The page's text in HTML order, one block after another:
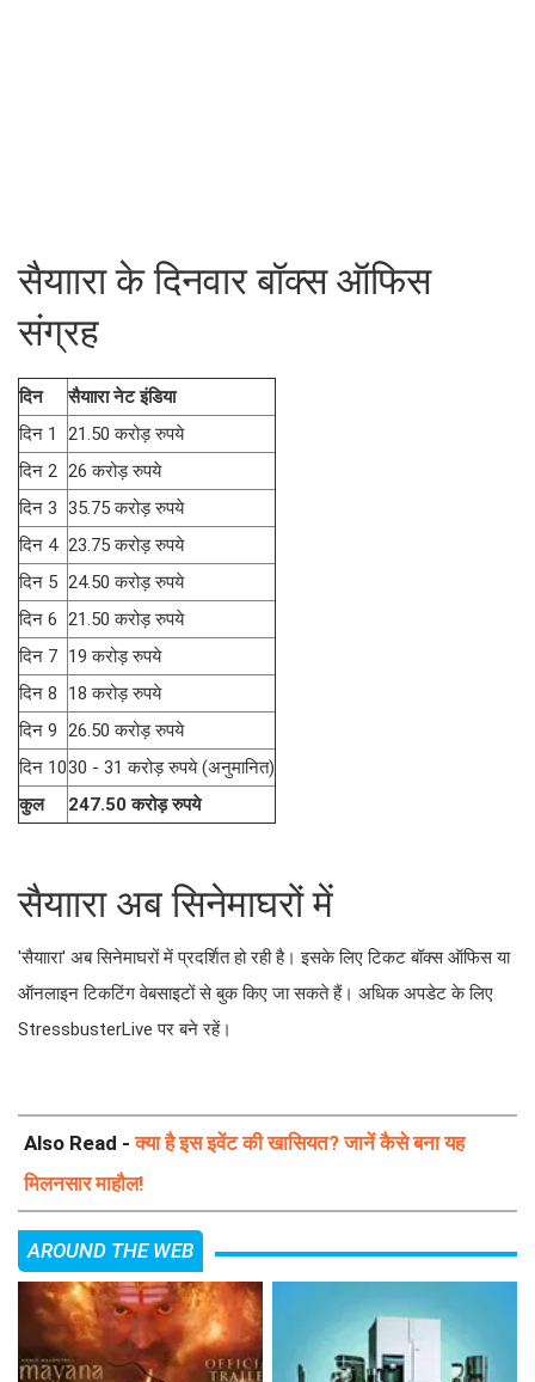
सैयाारा के दिनवार बॉक्स ऑफिस
संग्रह
दिन
सैयाारा नेट इंडिया
दिन 1
21.50 करोड़ रुपये
दिन 2 26 करोड़ रुपये
दिन 3 35.75 करोड़ रुपये
दिन 4 23.75 करोड़ रुपये
दिन 5 24.50 करोड़ रुपये
दिन 6 21.50 करोड़ रुपये
दिन 7 19 करोड़ रुपये
दिन 8
18 करोड़ रुपये
दिन 9 26.50 करोड़ रुपये
दिन 1030 - 31 करोड़ रुपये (अनुमानित)
कुल
247.50 करोड़ रुपये
सैयाारा अब सिनेमाघरों में
'सैयाारा' अब सिनेमाघरों में प्रदर्शित हो रही है। इसके लिए टिकट बॉक्स ऑफिस या
ऑनलाइन टिकटिंग वेबसाइटों से बुक किए जा सकते हैं। अधिक अपडेट के लिए
StressbusterLive पर बने रहें।
Also Read -क्या है इस इवेंट की खासियत? जानें कैसे बना यह
मिलनसार माहौल!
AROUND THE WEB